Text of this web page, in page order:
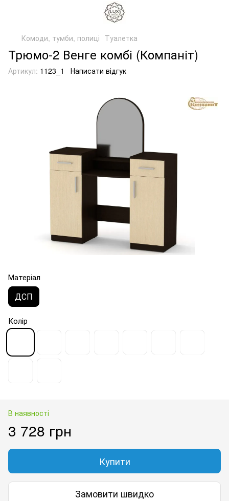
Комоди, тумби, полиці Туалетка
Трюмо-2 Венге комбі (Компаніт)
Артикул: 1123_1 Написати відгук
Матеріал
ДСП
Колір
В наявності
3 728 грн
Купити
Замовити швидко